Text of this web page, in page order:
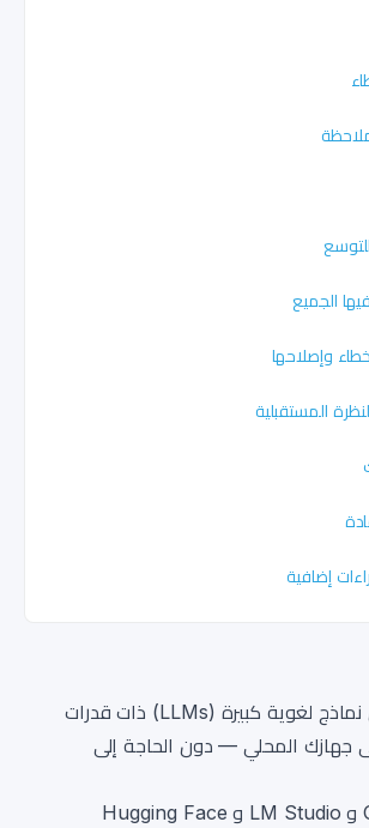
الجميع
وإصلاحها
المستقبلية
إضافية
يمكنك الآن تشغيل نماذج لغوية كبيرة (LLMs) ذات قدرات
جهازك المحلي — دون الحاجة إلى
أدوات مثل Ollama و LM Studio و Hugging Face